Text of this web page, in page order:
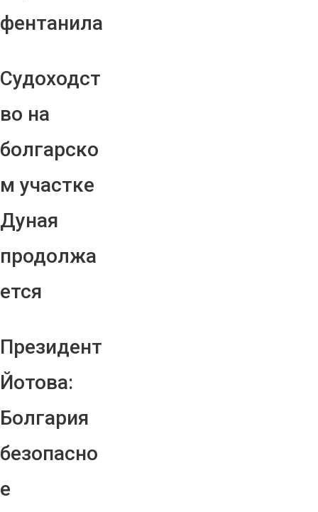
фентанила
Судоходст
во на
болгарско
м участке
Дуная
продолжа
ется
Президент
Йотова:
Болгария
безопасно
е